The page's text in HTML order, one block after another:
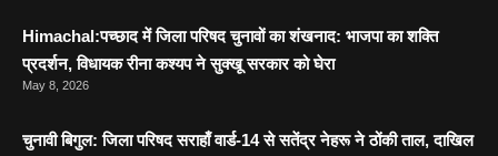
Himachal:पच्छाद में जिला परिषद चुनावों का शंखनाद: भाजपा का शक्ति
प्रदर्शन, विधायक रीना कश्यप ने सुक्खू सरकार को घेरा
May 8, 2026
चुनावी बिगुल: जिला परिषद सराहाँ वार्ड-14 से सतेंद्र नेहरू ने ठोंकी ताल, दाखिल